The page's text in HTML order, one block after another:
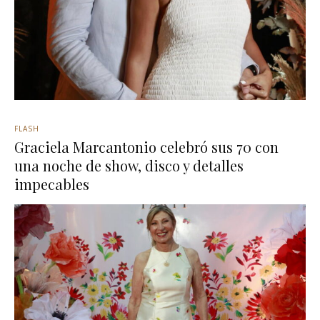
FLASH
Graciela Marcantonio celebró sus 70 con
una noche de show, disco y detalles
impecables